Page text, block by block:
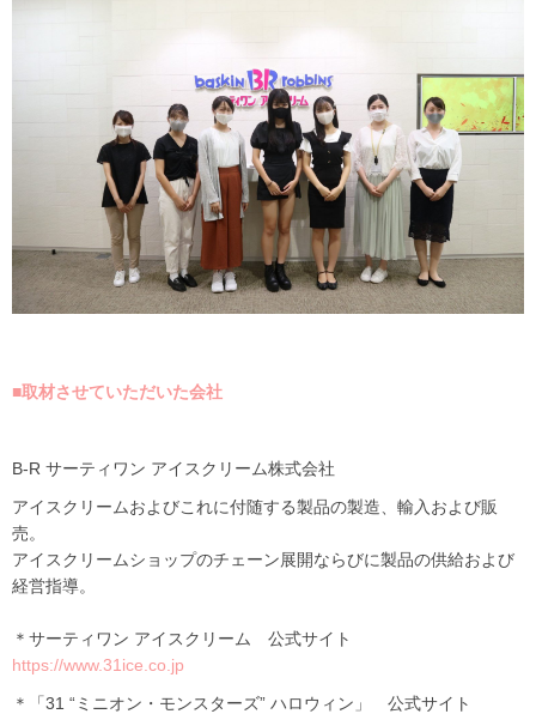
■取材させていただいた会社
B-R サーティワン アイスクリーム株式会社
アイスクリームおよびこれに付随する製品の製造、輸入および販
売。
アイスクリームショップのチェーン展開ならびに製品の供給および
経営指導。
＊サーティワン アイスクリーム 公式サイト
https://www.31ice.co.jp
＊「31 “ミニオン・モンスターズ” ハロウィン」 公式サイト